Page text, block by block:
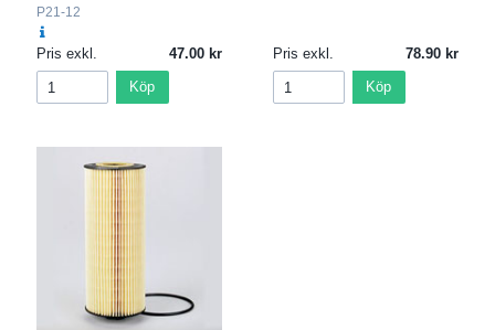
P21-12
Pris exkl. 47.00
Köp
Pris exkl. 78.90
Köp